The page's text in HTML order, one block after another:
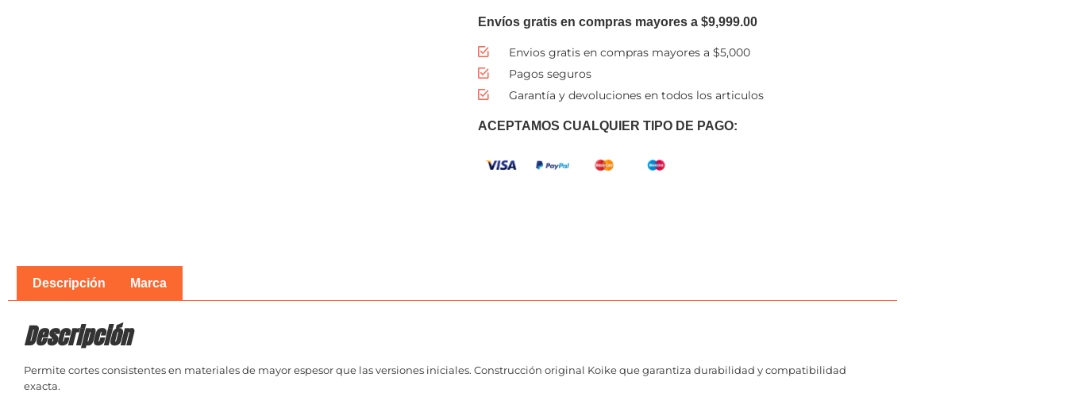
Envíos gratis en compras mayores a $9,999.00
Envios gratis en compras mayores a $5,000
Pagos seguros
Garantía y devoluciones en todos los articulos
ACEPTAMOS CUALQUIER TIPO DE PAGO:
Descripción Marca
Descripción
Permite cortes consistentes en materiales de mayor espesor que las versiones iniciales. Construcción original Koike que garantiza durabilidad y compatibilidad
exacta.